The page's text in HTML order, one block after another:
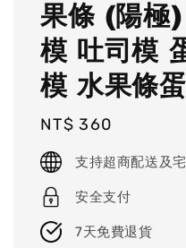
果條 (陽極)
模 吐司模
模 水果條
Regular
price
NT$ 360
支持超商配送及
安全支付
7天免費退貨